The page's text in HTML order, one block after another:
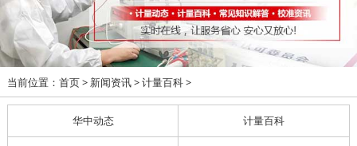
当前位置： 首页> 新闻资讯> 计量百科>
华中动态 计量百科